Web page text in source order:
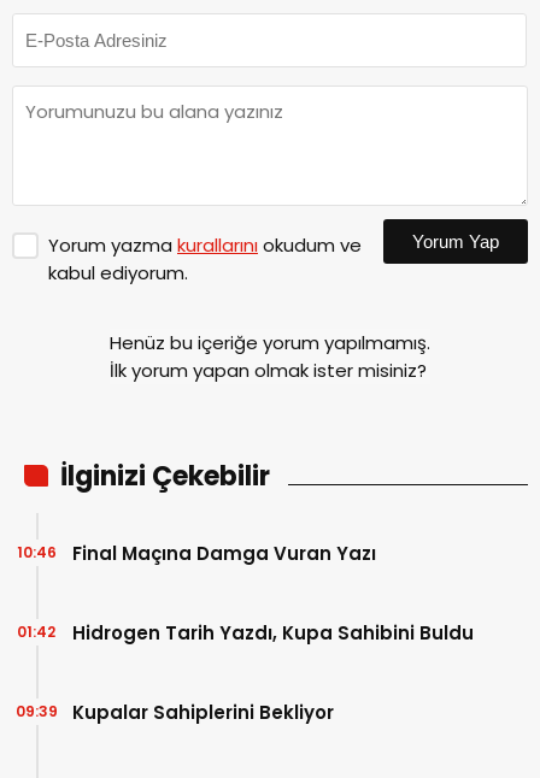
Yorum yazma kurallarınıokudum ve
kabul ediyorum.
Yorum Yap
Henüz bu içeriğe yorum yapılmamış.
İlk yorum yapan olmak ister misiniz?
İlginizi Çekebilir
Final Maçına Damga Vuran Yazı
10:46
Hidrogen Tarih Yazdı, Kupa Sahibini Buldu
01:42
Kupalar Sahiplerini Bekliyor
09:39